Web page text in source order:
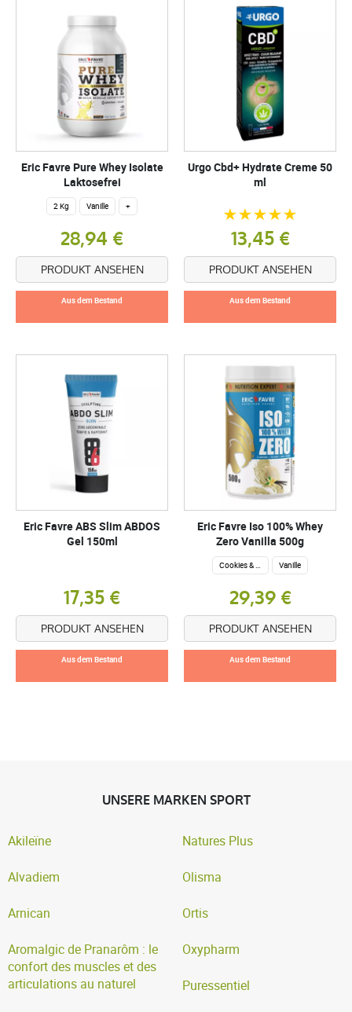
Eric Favre Pure Whey Isolate
Laktosefrei
2 Kg Vanille +
28,94 €
PRODUKT ANSEHEN
Aus dem Bestand
Urgo Cbd+ Hydrate Creme 50
ml
13,45 €
PRODUKT ANSEHEN
Aus dem Bestand
Eric Favre ABS Slim ABDOS
Gel 150ml
17,35 €
PRODUKT ANSEHEN
Aus dem Bestand
Eric Favre Iso 100% Whey
Zero Vanilla 500g
Cookies & Cream Vanille
29,39 €
PRODUKT ANSEHEN
Aus dem Bestand
UNSERE MARKEN SPORT
Akileïne
Alvadiem
Arnican
Aromalgic de Pranarôm : le
confort des muscles et des
articulations au naturel
Natures Plus
Olisma
Ortis
Oxypharm
Puressentiel